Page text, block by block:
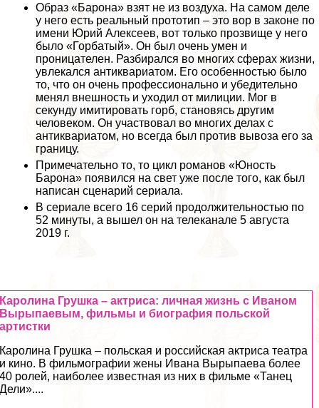
Образ «Барона» взят не из воздуха. На самом деле
у него есть реальный прототип – это вор в законе по
имени Юрий Алексеев, вот только прозвище у него
было «Горбатый». Он был очень умен и
проницателен. Разбирался во многих сферах жизни,
увлекался антиквариатом. Его особенностью было
то, что он очень профессионально и убедительно
менял внешность и уходил от милиции. Мог в
секунду имитировать горб, становясь другим
человеком. Он участвовал во многих делах с
антиквариатом, но всегда был против вывоза его за
границу.
Примечательно то, то цикл романов «Юность
Барона» появился на свет уже после того, как был
написан сценарий сериала.
В сериале всего 16 серий продолжительностью по
52 минуты, а вышел он на телеканале 5 августа
2019 г.
Каролина Грушка – актриса: личная жизнь с Иваном
Вырыпаевым, фильмы и биография польской
артистки
Каролина Грушка – польская и российская актриса театра
и кино. В фильмографии жены Ивана Вырыпаева более
40 ролей, наиболее известная из них в фильме «Танец
Дели»....